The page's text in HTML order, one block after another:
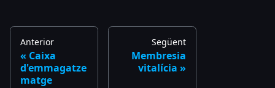
Anterior
Caixa
d'emmagatze
matge
Següent
Membresia
vitalícia